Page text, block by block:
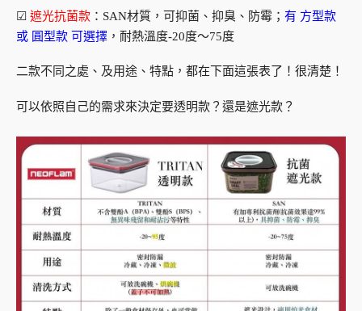
☑ 遮光抗菌款 ：SAN材質，可抑菌、抑臭、防霉； 有 方型款
或 圓型款 可選擇 ，耐熱溫度-20度～75度
二款不同之處、及用途、特點，都在下面這張表了！很清楚！
可以依照自己的需求來決定要透明款？還是遮光款？